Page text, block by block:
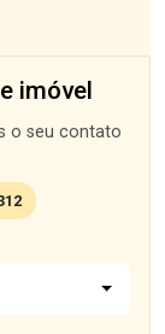
imóvel
o seu contato